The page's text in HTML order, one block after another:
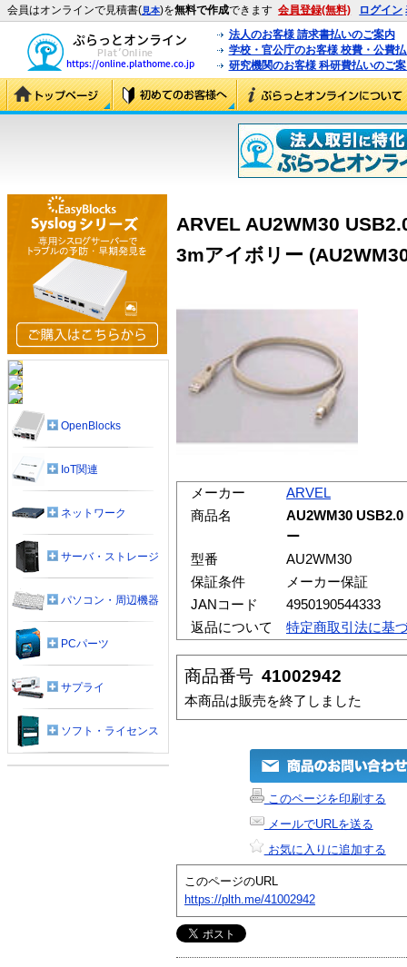
会員はオンラインで見積書(見本)を無料で作成できます 会員登録(無料) ログイン
法人のお客様 請求書払いのご案内
学校・官公庁のお客様 校費・公費
研究機関のお客様 科研費払いのご
ARVEL AU2WM30
3mアイボリー
メーカー
ARVEL
商品名
AU2WM30
ー
型番
AU2WM30
保証条件
メーカー保証
JANコード
4950190544333
返品について
特定商取引法に基
商品番号 41002942
本商品は販売を終了しました
このページを印刷する
メールでURLを送る
お気に入りに追加する
このページのURL
https://plth.me/41002942
OpenBlocks
IoT関連
ネットワーク
サーバ・ストレージ
パソコン・周辺機器
PCパーツ
サプライ
ソフト・ライセンス